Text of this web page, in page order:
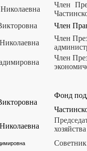
Член
Член
Член
Член
Фонд